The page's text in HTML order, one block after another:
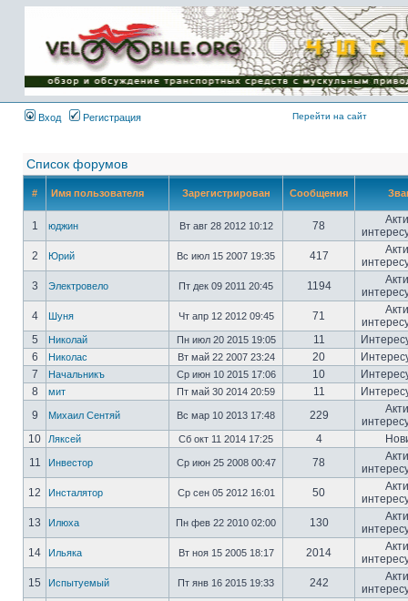
Имя пользователя:
Пароль:
{ LOG_ME_IN_SHORT
}
Вход
Регистрация Перейти на сайт
Список форумов
# Имя пользователя Зарегистрирован Сообщения
1 юджин Вт авг 28 2012 10:12 78
2
Юрий Вс июл 15 2007 19:35 417
3
Электровело Пт дек 09 2011 20:45 1194
4
Шуня Чт апр 12 2012 09:45 71
5
Николай Пн июл 20 2015 19:05 11
6
Николас Вт май 22 2007 23:24 20
7
Начальникъ Ср июн 10 2015 17:06 10
8
мит Пт май 30 2014 20:59 11
9
Михаил Сентяй Вс мар 10 2013 17:48 229
10
Ляксей Сб окт 11 2014 17:25 4
11
Инвестор Ср июн 25 2008 00:47 78
12
Инсталятор Ср сен 05 2012 16:01 50
13
Илюха Пн фев 22 2010 02:00 130
14
Ильяка Вт ноя 15 2005 18:17 2014
15
Испытуемый Пт янв 16 2015 19:33 242